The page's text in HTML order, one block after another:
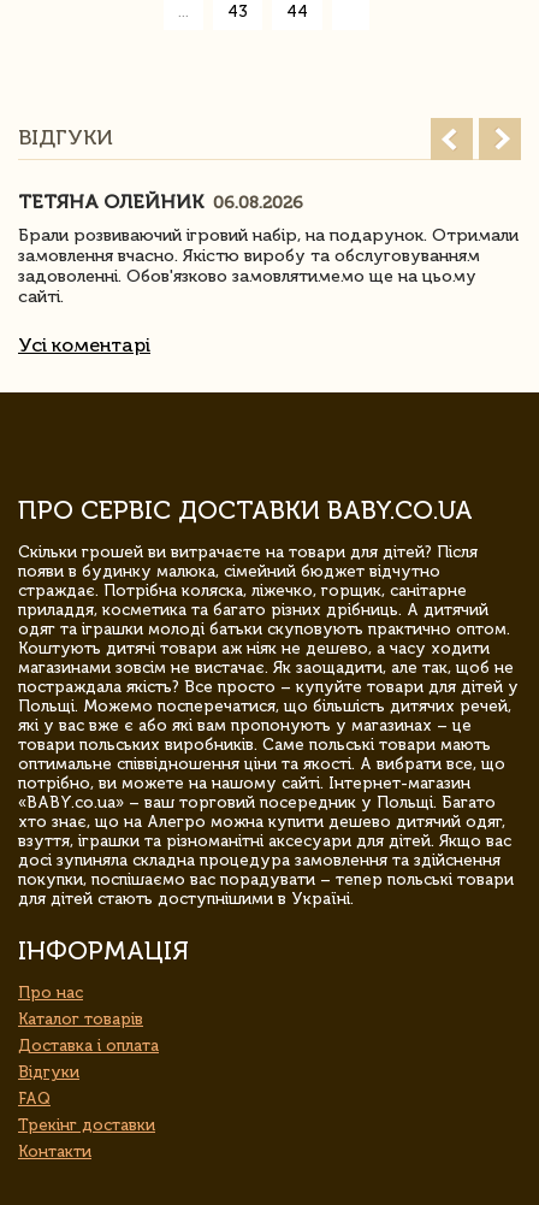
43 44
ВІДГУКИ
ТЕТЯНА ОЛЕЙНИК 06.08.2026
Брали розвиваючий ігровий набір, на подарунок. Отримали
замовлення вчасно. Якістю виробу та обслуговуванням
задоволенні. Обов'язково замовлятимемо ще на цьому
сайті.
Усі коментарі
ПРО СЕРВІС ДОСТАВКИ BABY.CO.UA
Скільки грошей ви витрачаєте на товари для дітей? Після
появи в будинку малюка, сімейний бюджет відчутно
страждає. Потрібна коляска, ліжечко, горщик, санітарне
приладдя, косметика та багато різних дрібниць. А дитячий
одяг та іграшки молоді батьки скуповують практично оптом.
Коштують дитячі товари аж ніяк не дешево, а часу ходити
магазинами зовсім не вистачає. Як заощадити, але так, щоб не
постраждала якість? Все просто – купуйте товари для дітей у
Польщі. Можемо посперечатися, що більшість дитячих речей,
які у вас вже є або які вам пропонують у магазинах – це
товари польських виробників. Саме польські товари мають
оптимальне співвідношення ціни та якості. А вибрати все, що
потрібно, ви можете на нашому сайті. Інтернет-магазин
«BABY.co.ua» – ваш торговий посередник у Польщі. Багато
хто знає, що на Алегро можна купити дешево дитячий одяг,
взуття, іграшки та різноманітні аксесуари для дітей. Якщо вас
досі зупиняла складна процедура замовлення та здійснення
покупки, поспішаємо вас порадувати – тепер польські товари
для дітей стають доступнішими в Україні.
ІНФОРМАЦІЯ
Про нас
Каталог товарів
Доставка і оплата
Відгуки
FAQ
Трекінг доставки
Контакти